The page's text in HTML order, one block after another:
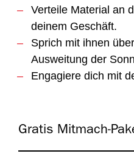
Verteile Material an
deinem Geschäft.
Sprich mit ihnen
Ausweitung der
Engagiere dich mit
Gratis Mitmach-